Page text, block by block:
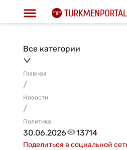
Все категории
Главная
/
Новости
/
Политика
30.06.2026 13714
Поделиться в социальной